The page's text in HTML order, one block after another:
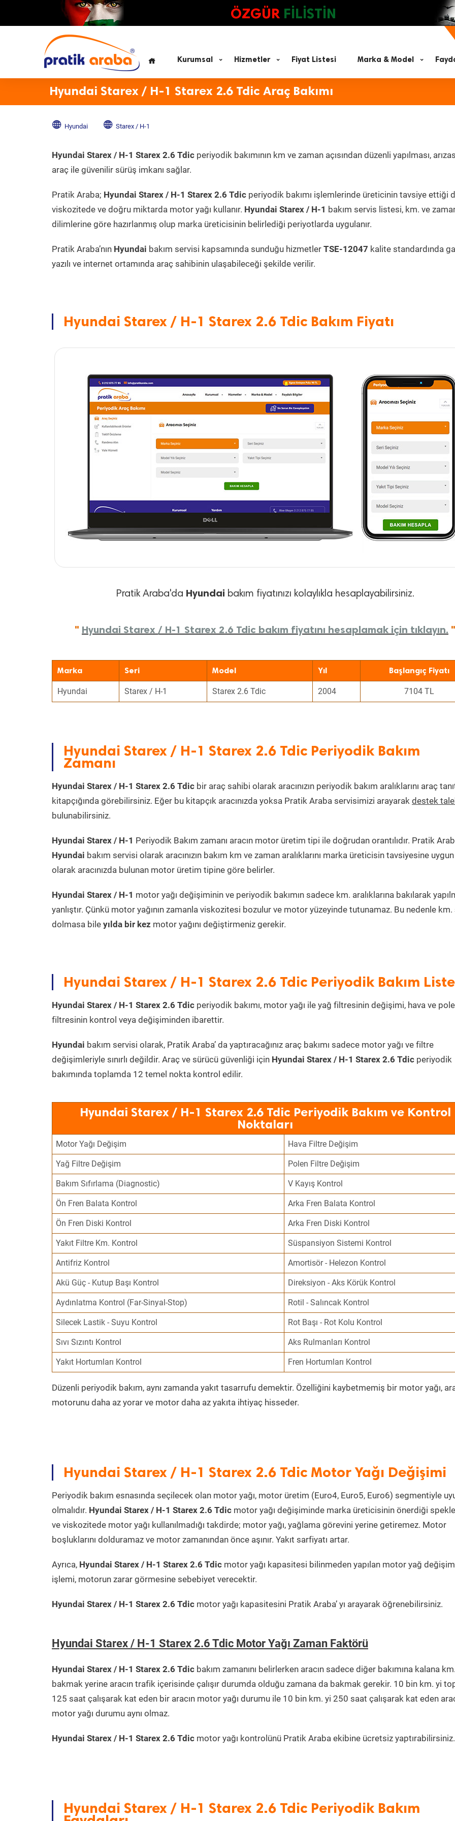
ÖZGÜR FİLİSTİN
Kurumsal Hizmetler Fiyat Listesi Marka & Model
Hyundai Starex / H-1 Starex 2.6 Tdic Araç Bakımı
Hyundai Starex / H-1
Hyundai Starex / H-1 Starex 2.6 Tdic periyodik bakımının km ve zaman açısından düzenli yapılması,
araç ile güvenilir sürüş imkanı sağlar.
Pratik Araba; Hyundai Starex / H-1 Starex 2.6 Tdic periyodik bakımı işlemlerinde üreticinin tavsiye ettiği
viskozitede ve doğru miktarda motor yağı kullanır. Hyundai Starex / H-1 bakım servis listesi, km. ve
dilimlerine göre hazırlanmış olup marka üreticisinin belirlediği periyotlarda uygulanır.
Pratik Araba’nın Hyundai bakım servisi kapsamında sunduğu hizmetler TSE-12047 kalite standardında
yazılı ve internet ortamında araç sahibinin ulaşabileceği şekilde verilir.
Hyundai Starex / H-1 Starex 2.6 Tdic Bakım Fiyatı
Pratik Araba'da Hyundai bakım fiyatınızı kolaylıkla hesaplayabilirsiniz.
" Hyundai Starex / H-1 Starex 2.6 Tdic bakım fiyatını hesaplamak için tıklayın. "
Marka Seri Model Yıl Başlangıç Fiyatı
Hyundai Starex / H-1 Starex 2.6 Tdic 2004 7104 TL
Hyundai Starex / H-1 Starex 2.6 Tdic Periyodik Bakım
Zamanı
Hyundai Starex / H-1 Starex 2.6 Tdic bir araç sahibi olarak aracınızın periyodik bakım aralıklarını araç
kitapçığında görebilirsiniz. Eğer bu kitapçık aracınızda yoksa Pratik Araba servisimizi arayarak destek
bulunabilirsiniz.
Hyundai Starex / H-1 Periyodik Bakım zamanı aracın motor üretim tipi ile doğrudan orantılıdır. Pratik
Hyundai bakım servisi olarak aracınızın bakım km ve zaman aralıklarını marka üreticisin tavsiyesine uygun
olarak aracınızda bulunan motor üretim tipine göre belirler.
Hyundai Starex / H-1 motor yağı değişiminin ve periyodik bakımın sadece km. aralıklarına bakılarak
yanlıştır. Çünkü motor yağının zamanla viskozitesi bozulur ve motor yüzeyinde tutunamaz. Bu nedenle
dolmasa bile yılda bir kez motor yağını değiştirmeniz gerekir.
Hyundai Starex / H-1 Starex 2.6 Tdic Periyodik Bakım
Hyundai Starex / H-1 Starex 2.6 Tdic periyodik bakımı, motor yağı ile yağ filtresinin değişimi, hava ve
filtresinin kontrol veya değişiminden ibarettir.
Hyundai bakım servisi olarak, Pratik Araba’ da yaptıracağınız araç bakımı sadece motor yağı ve filtre
değişimleriyle sınırlı değildir. Araç ve sürücü güvenliği için Hyundai Starex / H-1 Starex 2.6 Tdic periyodik
bakımında toplamda 12 temel nokta kontrol edilir.
Hyundai Starex / H-1 Starex 2.6 Tdic Periyodik Bakım ve Kontrol
Noktaları
Motor Yağı Değişim Hava Filtre Değişim
Yağ Filtre Değişim Polen Filtre Değişim
Bakım Sıfırlama (Diagnostic) V Kayış Kontrol
Ön Fren Balata Kontrol Arka Fren Balata Kontrol
Ön Fren Diski Kontrol Arka Fren Diski Kontrol
Yakıt Filtre Km. Kontrol Süspansiyon Sistemi Kontrol
Antifriz Kontrol Amortisör - Helezon Kontrol
Akü Güç - Kutup Başı Kontrol Direksiyon - Aks Körük Kontrol
Aydınlatma Kontrol (Far-Sinyal-Stop) Rotil - Salıncak Kontrol
Silecek Lastik - Suyu Kontrol Rot Başı - Rot Kolu Kontrol
Sıvı Sızıntı Kontrol Aks Rulmanları Kontrol
Yakıt Hortumları Kontrol Fren Hortumları Kontrol
Düzenli periyodik bakım, aynı zamanda yakıt tasarrufu demektir. Özelliğini kaybetmemiş bir motor yağı,
motorunu daha az yorar ve motor daha az yakıta ihtiyaç hisseder.
Hyundai Starex / H-1 Starex 2.6 Tdic Motor Yağı Değişimi
Periyodik bakım esnasında seçilecek olan motor yağı, motor üretim (Euro4, Euro5, Euro6) segmentiyle
olmalıdır. Hyundai Starex / H-1 Starex 2.6 Tdic motor yağı değişiminde marka üreticisinin önerdiği
ve viskozitede motor yağı kullanılmadığı takdirde; motor yağı, yağlama görevini yerine getiremez. Motor
boşluklarını dolduramaz ve motor zamanından önce aşınır. Yakıt sarfiyatı artar.
Ayrıca, Hyundai Starex / H-1 Starex 2.6 Tdic motor yağı kapasitesi bilinmeden yapılan motor yağ değişim
işlemi, motorun zarar görmesine sebebiyet verecektir.
Hyundai Starex / H-1 Starex 2.6 Tdic motor yağı kapasitesini Pratik Araba’ yı arayarak öğrenebilirsiniz.
Hyundai Starex / H-1 Starex 2.6 Tdic Motor Yağı Zaman Faktörü
Hyundai Starex / H-1 Starex 2.6 Tdic bakım zamanını belirlerken aracın sadece diğer bakımına kalana
bakmak yerine aracın trafik içerisinde çalışır durumda olduğu zamana da bakmak gerekir. 10 bin km. yi
125 saat çalışarak kat eden bir aracın motor yağı durumu ile 10 bin km. yi 250 saat çalışarak kat eden
motor yağı durumu aynı olmaz.
Hyundai Starex / H-1 Starex 2.6 Tdic motor yağı kontrolünü Pratik Araba ekibine ücretsiz yaptırabilirsiniz.
Hyundai Starex / H-1 Starex 2.6 Tdic Periyodik Bakım